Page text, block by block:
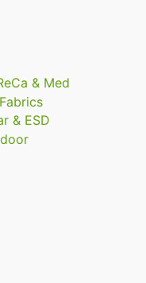
& Med
& ESD